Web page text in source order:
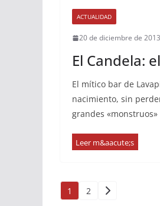
ACTUALIDAD
20 de diciembre de 2013
El Candela:
El mítico bar de
nacimiento, sin
grandes
Paginación
1 2